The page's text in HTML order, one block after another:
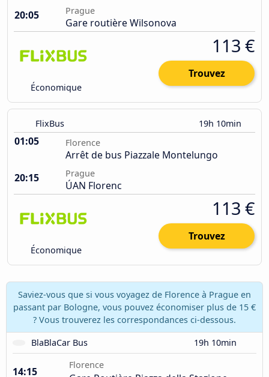
20:05
Prague
Gare routière Wilsonova
Économique
113 €
Trouvez
FlixBus 19h 10min
01:05 Florence
Arrêt de bus Piazzale Montelungo
20:15
Prague
ÚAN Florenc
Économique
113 €
Trouvez
Saviez-vous que si vous voyagez de Florence à Prague en
passant par Bologne, vous pouvez économiser plus de 15 €
? Vous trouverez les correspondances ci-dessous.
BlaBlaCar Bus
19h 10min
14:15
Florence